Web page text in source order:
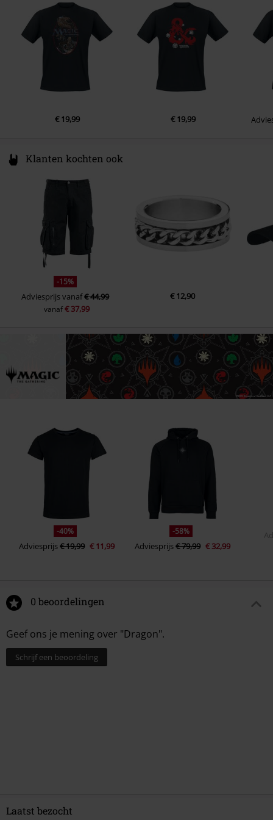
Lightweight
www.hybrisonline.com
€ 19,99 € 19,99
Klanten kochten ook
-15%
Adviesprijsvanaf€ 44,99
vanaf€ 37,99
€ 12,90
-40%
Adviesprijs€ 19,99 € 11,99
-58%
Adviesprijs€ 79,99 € 32,99
0 beoordelingen
Geef ons je mening over "Dragon".
Schrijf een beoordeling
Laatst bezocht